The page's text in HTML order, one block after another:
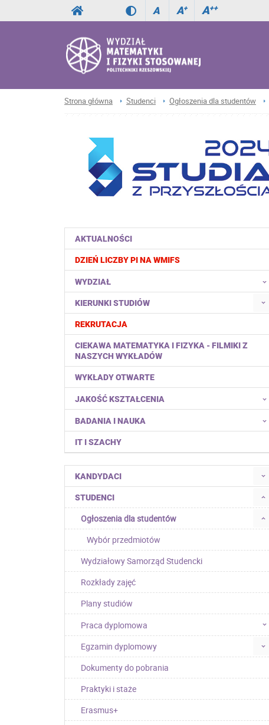
A A+ A++
Strona główna Studenci Ogłoszenia dla studentów
AKTUALNOŚCI
DZIEŃ LICZBY PI NA WMIFS
WYDZIAŁ
KIERUNKI STUDIÓW
REKRUTACJA
CIEKAWA MATEMATYKA I FIZYKA - FILMIKI Z
NASZYCH WYKŁADÓW
WYKŁADY OTWARTE
JAKOŚĆ KSZTAŁCENIA
BADANIA I NAUKA
IT I SZACHY
KANDYDACI
STUDENCI
Ogłoszenia dla studentów
Wybór przedmiotów
Wydziałowy Samorząd Studencki
Rozkłady zajęć
Plany studiów
Praca dyplomowa
Egzamin dyplomowy
Dokumenty do pobrania
Praktyki i staże
Erasmus+